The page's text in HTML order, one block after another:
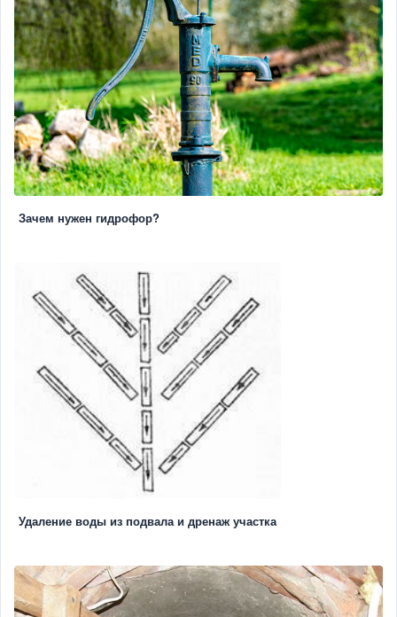
Зачем нужен гидрофор?
Удаление воды из подвала и дренаж участка